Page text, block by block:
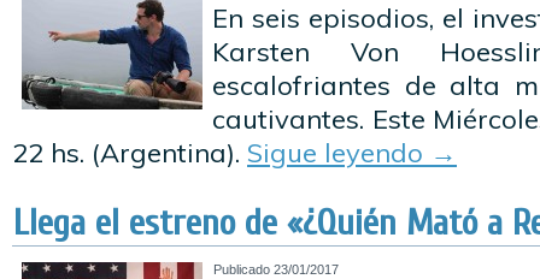
En seis episodios, el
Karsten Von
escalofriantes de alta
cautivantes. Este
22 hs. (Argentina). Sigue leyendo →
Llega el estreno de «¿Quién Mató a
Publicado 23/01/2017